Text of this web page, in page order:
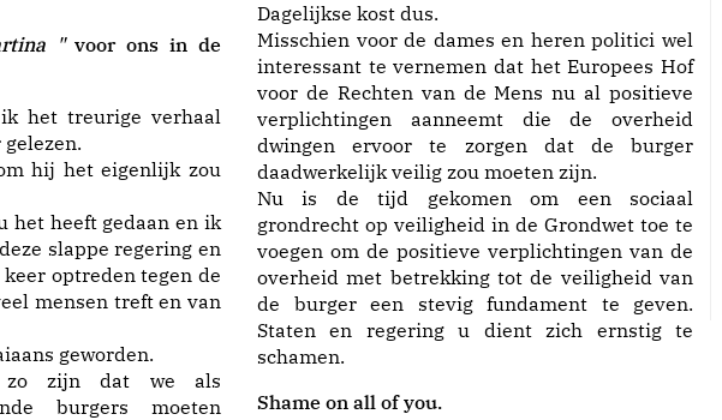
" voor ons in de
het treurige verhaal
gelezen.
hij het eigenlijk zou
het heeft gedaan en ik
slappe regering en
optreden tegen de
mensen treft en van
geworden.
zijn dat we als
burgers moeten
Dagelijkse kost dus.
Misschien voor de dames en heren politici wel
interessant te vernemen dat het Europees Hof
voor de Rechten van de Mens nu al positieve
verplichtingen aanneemt die de overheid
dwingen ervoor te zorgen dat de burger
daadwerkelijk veilig zou moeten zijn.
Nu is de tijd gekomen om een sociaal
grondrecht op veiligheid in de Grondwet toe te
voegen om de positieve verplichtingen van de
overheid met betrekking tot de veiligheid van
de burger een stevig fundament te geven.
Staten en regering u dient zich ernstig te
schamen.
Shame on all of you.